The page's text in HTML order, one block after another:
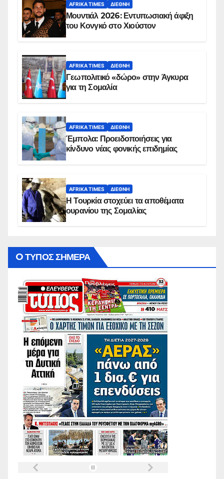
AFRIKA TIMES ΔΙΕΘΝΉ
Μουντιάλ 2026: Εντυπωσιακή άφιξη
του Κονγκό στο Χιούστον
AFRIKA TIMES ΔΙΕΘΝΉ
Γεωπολιτικό «δώρο» στην Άγκυρα
για τη Σομαλία
AFRIKA TIMES ΔΙΕΘΝΉ
Έμπολα: Προειδοποιήσεις για
κίνδυνο νέας φονικής επιδημίας
AFRIKA TIMES ΔΙΕΘΝΉ
Η Τουρκία στοχεύει τα αποθέματα
ουρανίου της Σομαλίας
O ΤΥΠΟΣ ΣΗΜΕΡΑ